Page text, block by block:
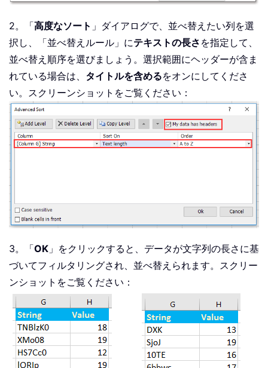
2。「高度なソート 」ダイアログで、並べ替えたい列を選
択し、「並べ替えルール」にテキストの長さ を指定して、
並べ替え順序を選びましょう。選択範囲にヘッダーが含ま
れている場合は、 タイトルを含めるをオンにしてくださ
い。スクリーンショットをご覧ください：
3。「OK 」をクリックすると、データが文字列の長さに基
づいてフィルタリングされ、並べ替えられます。スクリー
ンショットをご覧ください：